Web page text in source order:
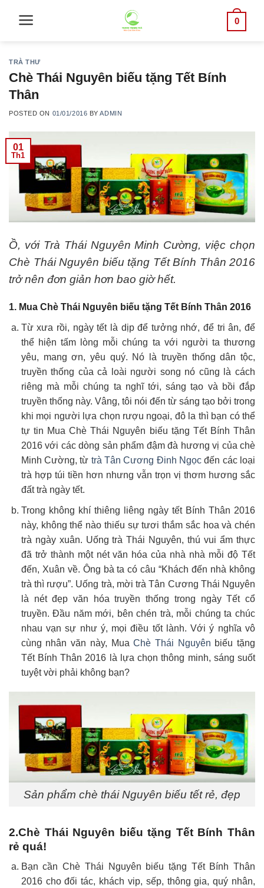
0
TRÀ THƯ
Chè Thái Nguyên biếu tặng Tết Bính
Thân
POSTED ON 01/01/2016 BYADMIN
01
Th1
Ồ, với Trà Thái Nguyên Minh Cường, việc chọn
Chè Thái Nguyên biếu tặng Tết Bính Thân 2016
trở nên đơn giản hơn bao giờ hết.
1. Mua Chè Thái Nguyên biếu tặng Tết Bính Thân 2016
Từ xưa rồi, ngày tết là dịp để tưởng nhớ, để tri ân, để
thể hiện tấm lòng mỗi chúng ta với người ta thương
yêu, mang ơn, yêu quý. Nó là truyền thống dân tộc,
truyền thống của cả loài người song nó cũng là cách
riêng mà mỗi chúng ta nghĩ tới, sáng tạo và bồi đắp
truyền thống này. Vâng, tôi nói đến từ sáng tạo bởi trong
khi mọi người lựa chọn rượu ngoại, đô la thì bạn có thể
tự tin Mua Chè Thái Nguyên biếu tặng Tết Bính Thân
2016 với các dòng sản phẩm đậm đà hương vị của chè
Minh Cường, từ trà Tân Cương Đinh Ngọc đến các loại
trà hợp túi tiền hơn nhưng vẫn trọn vị thơm hương sắc
đất trà ngày tết.
Trong không khí thiêng liêng ngày tết Bính Thân 2016
này, không thể nào thiếu sự tươi thắm sắc hoa và chén
trà ngày xuân. Uống trà Thái Nguyên, thú vui ẩm thực
đã trở thành một nét văn hóa của nhà nhà mỗi độ Tết
đến, Xuân về. Ông bà ta có câu “Khách đến nhà không
trà thì rượu”. Uống trà, mời trà Tân Cương Thái Nguyên
là nét đẹp văn hóa truyền thống trong ngày Tết cổ
truyền. Đầu năm mới, bên chén trà, mỗi chúng ta chúc
nhau vạn sự như ý, mọi điều tốt lành. Với ý nghĩa vô
cùng nhân văn này, MuaChè Thái Nguyên biếu tặng
Tết Bính Thân 2016 là lựa chọn thông minh, sáng suốt
tuyệt vời phải không bạn?
Sản phẩm chè thái Nguyên biếu tết rẻ, đẹp
2.Chè Thái Nguyên biếu tặng Tết Bính Thân
rẻ quá!
Bạn cần Chè Thái Nguyên biếu tặng Tết Bính Thân
2016 cho đối tác, khách vip, sếp, thông gia, quý nhân,